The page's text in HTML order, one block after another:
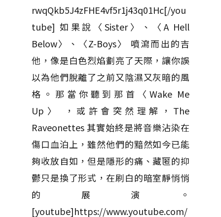
rwqQkb5J4zFHE4vf5r1j43q01Hc[/you
tube] 如果說〈Sister〉、〈A Hell
Below〉、〈Z-Boys〉 噴瀉而出的吉
他，像是白色烈焰劃亮了天際，讓你誤
以為他們脫離了之前又陰濕又灰暗的風
格。那當你聽到那首〈Wake Me
Up〉 ，或許會突然理解，The
Raveonettes 其實始終是將音樂沾染在
傷口血泊上，雖然他們的黯然如今已能
夠收放自如，但是隱形的痛、藏匿的抑
鬱只是換了形式，在刷白的暗室靜悄悄
的展演。
[youtube]https://www.youtube.com/